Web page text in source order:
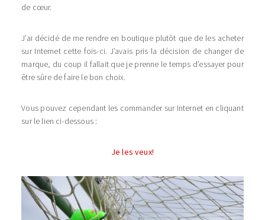
de cœur.
J’ai décidé de me rendre en boutique plutôt que de les acheter
sur Internet cette fois-ci. J’avais pris la décision de changer de
marque, du coup il fallait que je prenne le temps d’essayer pour
être sûre de faire le bon choix.
Vous pouvez cependant les commander sur Internet en cliquant
sur le lien ci-dessous :
Je les veux!